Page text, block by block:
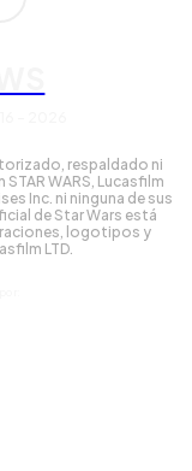
respaldado ni
WARS, Lucasfilm
Inc. ni ninguna de sus
de Star Wars está
logotipos y
LTD.